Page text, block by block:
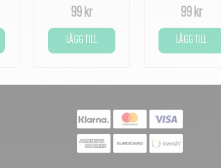
99 kr
LÄGG TILL
99 kr
LÄGG TILL